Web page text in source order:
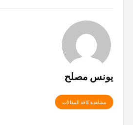
يونس مصلح
مشاهدة كافة المقالات